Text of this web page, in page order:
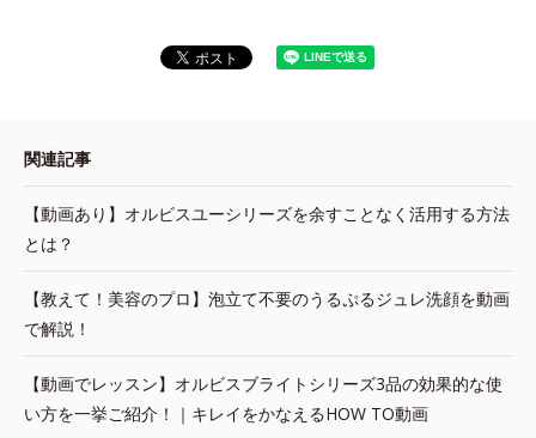
関連記事
【動画あり】オルビスユーシリーズを余すことなく活用する方法
とは？
【教えて！美容のプロ】泡立て不要のうるぷるジュレ洗顔を動画
で解説！
【動画でレッスン】オルビスブライトシリーズ3品の効果的な使
い方を一挙ご紹介！｜キレイをかなえるHOW TO動画